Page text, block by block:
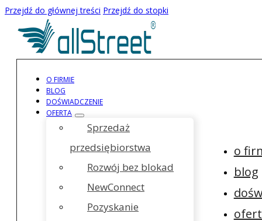
Przejdź do głównej treści Przejdź do stopki
O FIRMIE
BLOG
DOŚWIADCZENIE
OFERTA
Sprzedaż
przedsiębiorstwa
Rozwój bez blokad
NewConnect
Pozyskanie
o
blog